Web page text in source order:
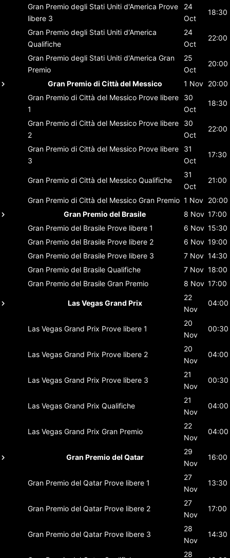
Gran Premio degli Stati Uniti d'America Prove
libere 3
24
Oct
18:30
Gran Premio degli Stati Uniti d'America
Qualifiche
24
Oct
22:00
Gran Premio degli Stati Uniti d'America Gran
Premio
25
Oct
20:00
Gran Premio di Città del Messico 1 Nov 20:00
Gran Premio di Città del Messico Prove libere
1
30
Oct
18:30
Gran Premio di Città del Messico Prove libere
2
30
Oct
22:00
Gran Premio di Città del Messico Prove libere
3
31
Oct
17:30
Gran Premio di Città del Messico Qualifiche
31
Oct
21:00
Gran Premio di Città del Messico Gran Premio 1 Nov 20:00
Gran Premio del Brasile
8 Nov 17:00
Gran Premio del Brasile Prove libere 1 6 Nov 15:30
Gran Premio del Brasile Prove libere 2 6 Nov 19:00
Gran Premio del Brasile Prove libere 3 7 Nov 14:30
Gran Premio del Brasile Qualifiche 7 Nov 18:00
Gran Premio del Brasile Gran Premio 8 Nov 17:00
Las Vegas Grand Prix
22
Nov
04:00
Las Vegas Grand Prix Prove libere 1
20
Nov
00:30
Las Vegas Grand Prix Prove libere 2
20
Nov
04:00
Las Vegas Grand Prix Prove libere 3
21
Nov
00:30
Las Vegas Grand Prix Qualifiche
21
Nov
04:00
Las Vegas Grand Prix Gran Premio
22
Nov
04:00
Gran Premio del Qatar
29
Nov
16:00
Gran Premio del Qatar Prove libere 1
27
Nov
13:30
Gran Premio del Qatar Prove libere 2
27
Nov
17:00
Gran Premio del Qatar Prove libere 3
28
Nov
14:30
28